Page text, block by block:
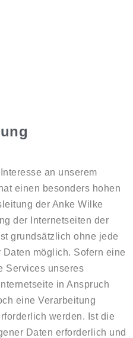
an unserem
einen besonders hohen
der Anke Wilke
der Internetseiten der
grundsätzlich ohne jede
möglich. Sofern eine
Services unseres
in Anspruch
eine Verarbeitung
werden. Ist die
Daten erforderlich und